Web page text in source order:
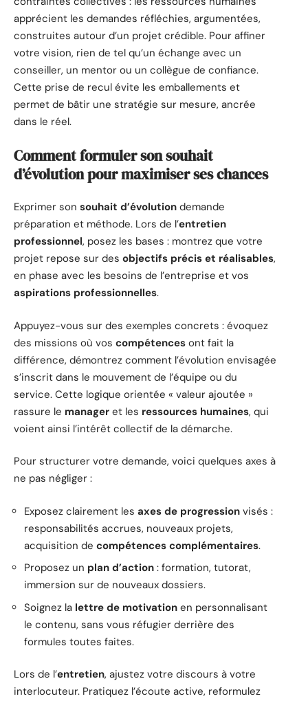
apprécient les demandes réfléchies, argumentées,
construites autour d’un projet crédible. Pour affiner
votre vision, rien de tel qu’un échange avec un
conseiller, un mentor ou un collègue de confiance.
Cette prise de recul évite les emballements et
permet de bâtir une stratégie sur mesure, ancrée
dans le réel.
Comment formuler son souhait
d’évolution pour maximiser ses chances
Exprimer son souhait d’évolution demande
préparation et méthode. Lors de l’entretien
professionnel, posez les bases : montrez que votre
projet repose sur des objectifs précis et réalisables,
en phase avec les besoins de l’entreprise et vos
aspirations professionnelles.
Appuyez-vous sur des exemples concrets : évoquez
des missions où vos compétences ont fait la
différence, démontrez comment l’évolution envisagée
s’inscrit dans le mouvement de l’équipe ou du
service. Cette logique orientée « valeur ajoutée »
rassure le manager et les ressources humaines, qui
voient ainsi l’intérêt collectif de la démarche.
Pour structurer votre demande, voici quelques axes à
ne pas négliger :
Exposez clairement les axes de progression visés :
responsabilités accrues, nouveaux projets,
acquisition de compétences complémentaires.
Proposez un plan d’action : formation, tutorat,
immersion sur de nouveaux dossiers.
Soignez la lettre de motivation en personnalisant
le contenu, sans vous réfugier derrière des
formules toutes faites.
Lors de l’entretien, ajustez votre discours à votre
interlocuteur. Pratiquez l’écoute active, reformulez